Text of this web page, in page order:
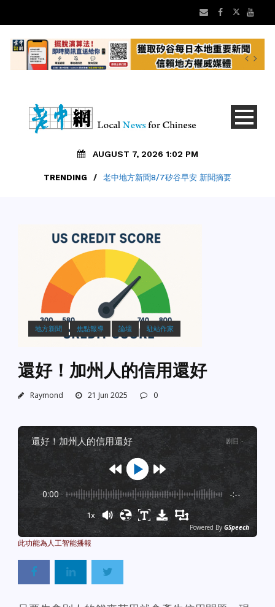
AUGUST 7, 2026 1:02 PM
TRENDING / 老中地方新聞8/7矽谷早安 新聞摘要
地方新聞 焦點報導 論壇 駐站作家
還好！加州人的信用還好
Raymond 21 Jun 2025 0
還好！加州人的信用還好 剧目 :-
0:00 -:--
1x
Powered By GSpeech